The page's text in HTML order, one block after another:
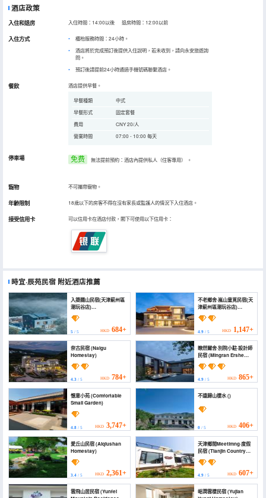
酒店政策
入住和退房 入住時間：14:00以後 退房時間：12:00以前
入住方式
櫃枱服務時間：24小時。
酒店將於完成預訂後提供入住說明，若未收到，請向永安旅遊詢
問。
預訂後請提前24小時通過手機號碼聯繫酒店。
餐飲 酒店提供早餐。
早餐種類
中式
早餐形式
固定套餐
費用
CNY 20/人
營業時間
07:00 - 10:00 每天
停車場 免费 無法提前預約：酒店內提供私人（住客專用） 。
寵物 不可攜帶寵物。
年齡限制 18歲以下的房客不得在沒有家長或監護人的情況下入住酒店。
接受信用卡 可以信用卡在酒店付款，閣下可使用以下信用卡：
時宜·辰苑民宿 附近酒店推薦
入築隨山民宿(天津薊州區
潮玩谷店)
(Ruzhusuishan
Homestay (Tianjin
Jizhou District
Chaowangu))
5 / 5 HKD 684+
不老鄉舍·嵐山童覓民宿(天
津薊州區潮玩谷店)
(Lanshan Starry Tongmi
Homestay)
4.9/ 5 HKD 1,147+
奈古民宿 (Naigu
Homestay)
4.3 / 5 HKD 784+
瞭然爾舍·別院小駐·設計師
民宿 (Mingran Ershe
Homestay)
4.9/ 5 HKD 865+
愜意小苑 (Comfortable
Small Garden)
4.8 / 5 HKD 3,747+
不遠歸山棲水 ()
0/ 5 HKD 406+
愛丘山民宿 (Aiqiushan
Homestay)
3.4 / 5 HKD 2,361+
天津鄉間Meetimng·度假
民宿 (Tianjin Country
House)
4.9/ 5 HKD 607+
雲飛山居民宿 (Yunfei
峪澗雲棲民宿 (Yujian